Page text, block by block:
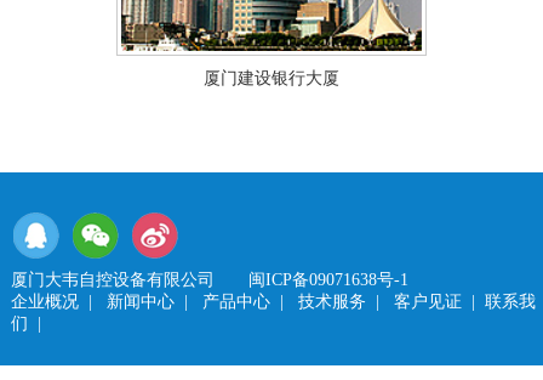
厦门建设银行大厦
厦门大韦自控设备有限公司 闽ICP备09071638号-1
企业概况| 新闻中心| 产品中心| 技术服务 客户见证
联系我
们